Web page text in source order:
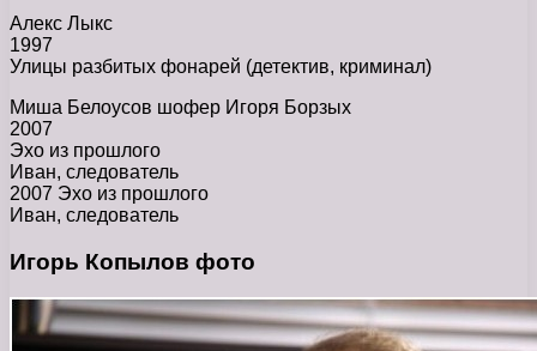
Алекс Лыкс
1997
Улицы разбитых фонарей (детектив, криминал)
Миша Белоусов шофер Игоря Борзых
2007
Эхо из прошлого
Иван, следователь
2007 Эхо из прошлого
Иван, следователь
Игорь Копылов фото